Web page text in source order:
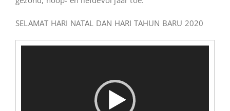
SELAMAT HARI NATAL DAN HARI TAHUN BARU 2020